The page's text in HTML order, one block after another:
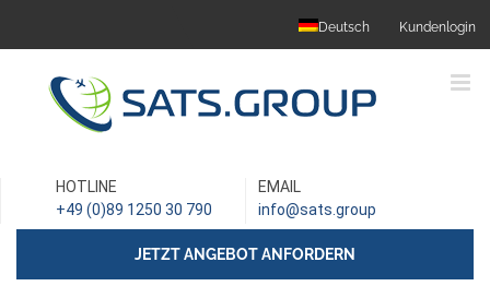
content
Deutsch Kundenlogin
HOTLINE
+49 (0)89 1250 30 790
EMAIL
info@sats.group
JETZT ANGEBOT ANFORDERN